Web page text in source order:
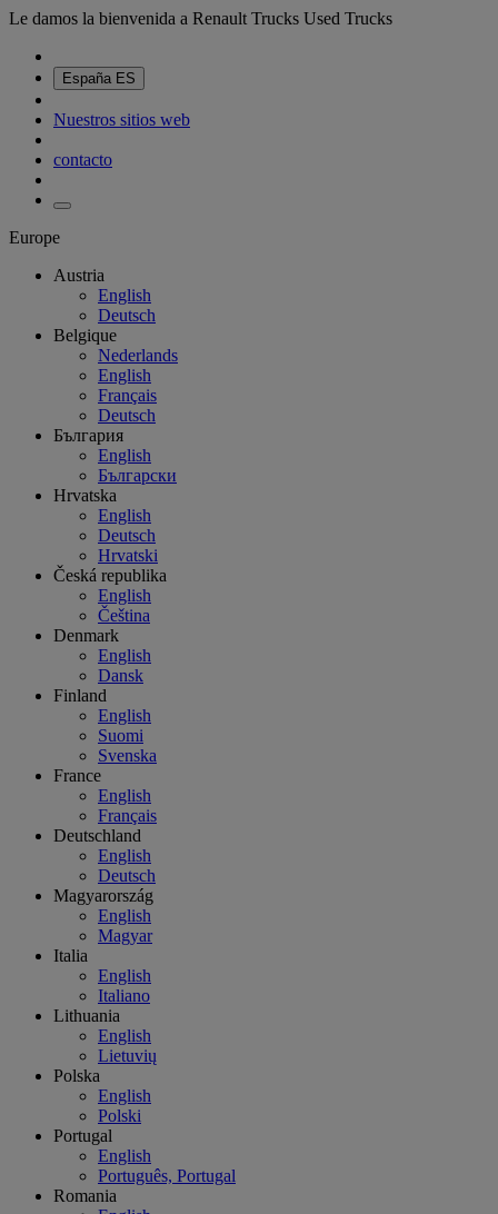
Le damos la bienvenida a Renault Trucks Used Trucks
España ES
Nuestros sitios web
contacto
Europe
Austria
English
Deutsch
Belgique
Nederlands
English
Français
Deutsch
България
English
Български
Hrvatska
English
Deutsch
Hrvatski
Česká republika
English
Čeština
Denmark
English
Dansk
Finland
English
Suomi
Svenska
France
English
Français
Deutschland
English
Deutsch
Magyarország
English
Magyar
Italia
English
Italiano
Lithuania
English
Lietuvių
Polska
English
Polski
Portugal
English
Português, Portugal
Romania